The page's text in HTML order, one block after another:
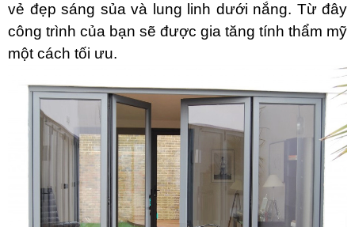
vẻ đẹp sáng sủa và lung linh dưới nắng. Từ đây
công trình của bạn sẽ được gia tăng tính thẩm mỹ
một cách tối ưu.